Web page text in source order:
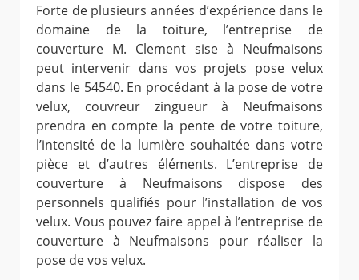
Forte de plusieurs années d’expérience dans le
domaine de la toiture, l’entreprise de
couverture M. Clement sise à Neufmaisons
peut intervenir dans vos projets pose velux
dans le 54540. En procédant à la pose de votre
velux, couvreur zingueur à Neufmaisons
prendra en compte la pente de votre toiture,
l’intensité de la lumière souhaitée dans votre
pièce et d’autres éléments. L’entreprise de
couverture à Neufmaisons dispose des
personnels qualifiés pour l’installation de vos
velux. Vous pouvez faire appel à l’entreprise de
couverture à Neufmaisons pour réaliser la
pose de vos velux.